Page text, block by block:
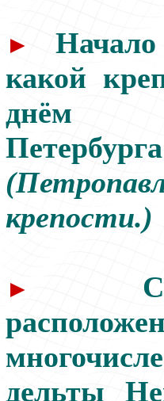
►
какой
днём
крепости.)
►
дельты